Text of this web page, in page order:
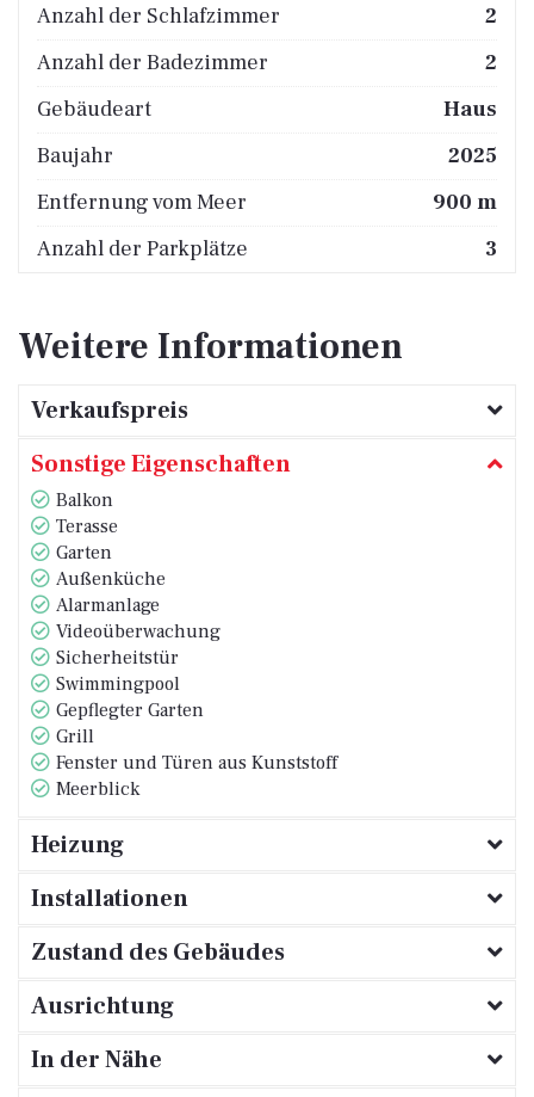
Anzahl der Schlafzimmer
2
Anzahl der Badezimmer
2
Gebäudeart
Haus
Baujahr
2025
Entfernung vom Meer
900 m
Anzahl der Parkplätze
3
Weitere Informationen
Verkaufspreis
Sonstige Eigenschaften
Balkon
Terasse
Garten
Außenküche
Alarmanlage
Videoüberwachung
Sicherheitstür
Swimmingpool
Gepflegter Garten
Grill
Fenster und Türen aus Kunststoff
Meerblick
Heizung
Installationen
Zustand des Gebäudes
Ausrichtung
In der Nähe